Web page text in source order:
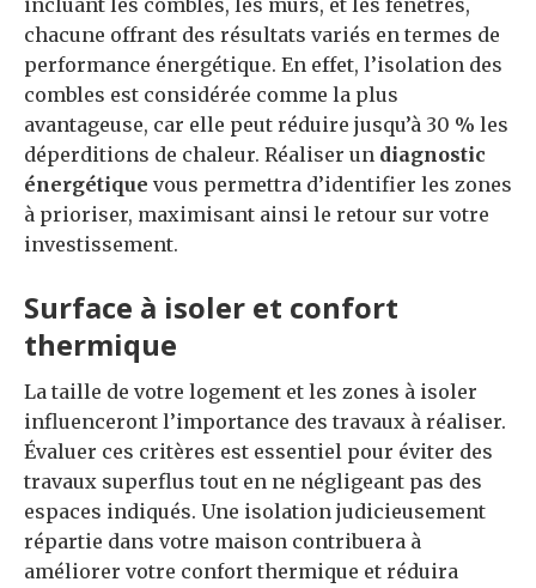
incluant les combles, les murs, et les fenêtres,
chacune offrant des résultats variés en termes de
performance énergétique. En effet, l’isolation des
combles est considérée comme la plus
avantageuse, car elle peut réduire jusqu’à 30 % les
déperditions de chaleur. Réaliser un diagnostic
énergétique vous permettra d’identifier les zones
à prioriser, maximisant ainsi le retour sur votre
investissement.
Surface à isoler et confort
thermique
La taille de votre logement et les zones à isoler
influenceront l’importance des travaux à réaliser.
Évaluer ces critères est essentiel pour éviter des
travaux superflus tout en ne négligeant pas des
espaces indiqués. Une isolation judicieusement
répartie dans votre maison contribuera à
améliorer votre confort thermique et réduira